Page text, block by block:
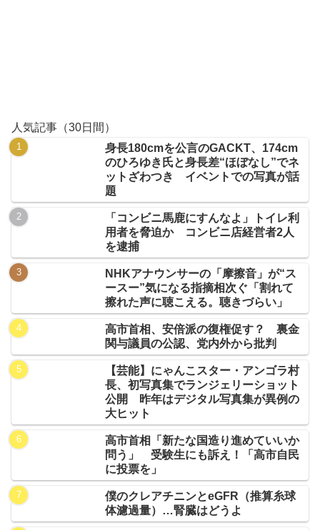
人気記事（30日間）
身長180cmを公言のGACKT、174cm
のひろゆき氏と身長差“ほぼなし”でネ
ットざわつき イベントでの写真が話
題
「コンビニ馬鹿にすんなよ」トイレ利
用者を脅迫か コンビニ店経営者2人
を逮捕
NHKアナウンサーの「摩擦音」が“ス
ースー”気になる指摘相次ぐ「割れて
擦れた声に聴こえる。聴きづらい」
高市首相、安倍派の復権促す？ 裏金
関与議員の公認、党内外から批判
【芸能】にゃんこスター・アンゴラ村
長、初写真集でランジェリーショット
公開 昨年はデジタル写真集が異例の
大ヒット
高市首相「新たな国造り進めていいか
問う」 受験生にも訴え！「高市自民
に投票を」
僕のクレアチニンとeGFR（推算糸球
体濾過量）…腎臓はどうよ